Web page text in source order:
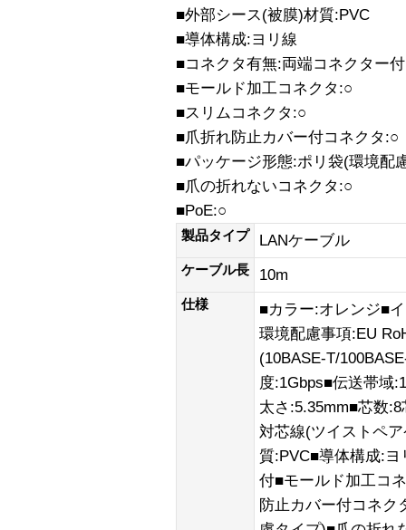
■外部シース(被膜)材質:PVC
■導体構成:ヨリ線
■コネクタ有無:両端コネクター付
■モールド加工コネクタ:○
■スリムコネクタ:○
■爪折れ防止カバー付コネクタ:○
■パッケージ形態:ポリ袋(環境配
■爪の折れないコネクタ:○
■PoE:○
製品タイプ LANケーブル
ケーブル長 10m
仕様
■カラー:オレンジ■
環境配慮事項:EU
(10BASE-T/
度:1Gbps■伝送帯域
太さ:5.35mm■芯数
対芯線(ツイストペ
質:PVC■導体構成:
付■モールド加工コ
防止カバー付コネク